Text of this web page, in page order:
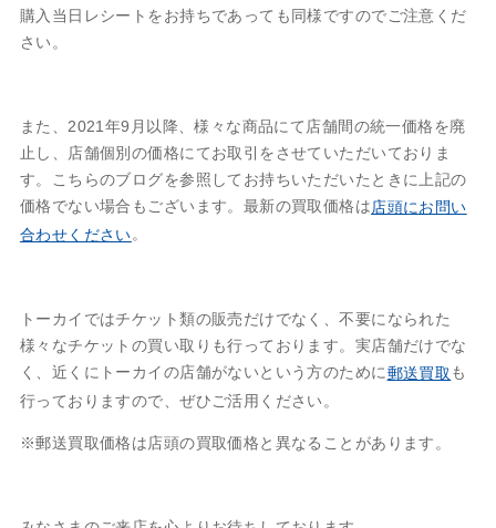
購入当日レシートをお持ちであっても同様ですのでご注意くだ
さい。
また、2021年9月以降、様々な商品にて店舗間の統一価格を廃
止し、店舗個別の価格にてお取引をさせていただいておりま
す。こちらのブログを参照してお持ちいただいたときに上記の
価格でない場合もございます。最新の買取価格は店頭にお問い
合わせください。
トーカイではチケット類の販売だけでなく、不要になられた
様々なチケットの買い取りも行っております。実店舗だけでな
く、近くにトーカイの店舗がないという方のために郵送買取 も
行っておりますので、ぜひご活用ください。
※郵送買取価格は店頭の買取価格と異なることがあります。